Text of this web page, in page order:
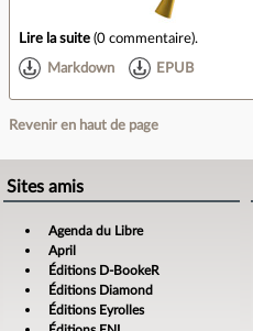
Lire la suite (0 commentaire).
Markdown EPUB
Revenir en haut de page
Sites amis
Agenda du Libre
April
Éditions D-BookeR
Éditions Diamond
Éditions Eyrolles